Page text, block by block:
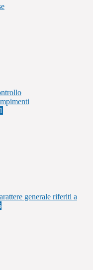
generale riferiti a